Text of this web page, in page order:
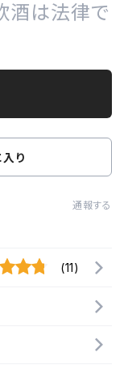
酒は法律で
り
通報する
(11)